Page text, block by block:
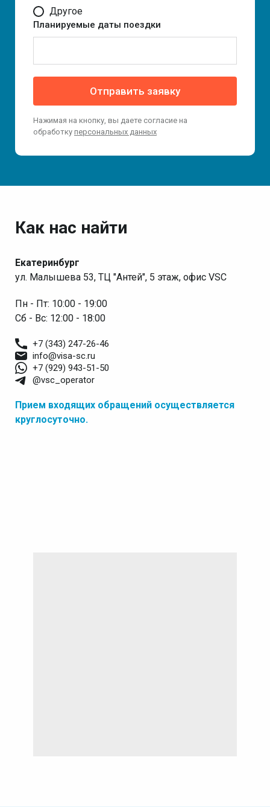
Другое
Планируемые даты поездки
Отправить заявку
Нажимая на кнопку, вы даете согласие на
обработку персональных данных
Как нас найти
Екатеринбург
ул. Малышева 53, ТЦ "Антей", 5 этаж, офис VSC
Пн - Пт: 10:00 - 19:00
Сб - Вс: 12:00 - 18:00
+7 (343) 247-26-46
info@visa-sc.ru
+7 (929) 943-51-50
@vsc_operator
Прием входящих обращений осуществляется
круглосуточно.